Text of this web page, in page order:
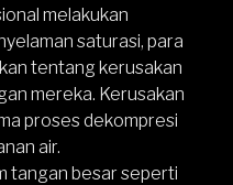
melakukan
saturasi, para
tentang kerusakan
mereka. Kerusakan
proses dekompresi
air.
tangan besar seperti